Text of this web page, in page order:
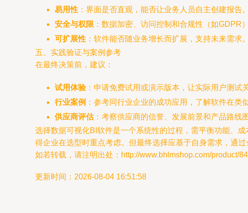
易用性 ：界面是否直观，能否让业务人员自主创建报告
安全与权限 ：数据加密、访问控制和合规性（如GDPR
可扩展性 ：软件能否随业务增长而扩展，支持未来需求
五、实践验证与案例参考
在最终决策前，建议：
试用体验：申请免费试用或演示版本，让实际用户测试
行业案例 ：参考同行业企业的成功应用，了解软件在类
供应商评估：考察供应商的信誉、发展前景和产品路线图
选择数据可视化BI软件是一个系统性的过程，需平衡功能、
得企业在选型时重点考虑。但最终选择应基于自身需求，通
如若转载，请注明出处：http://www.bhlmshop.com/product/
更新时间：2026-08-04 16:51:58